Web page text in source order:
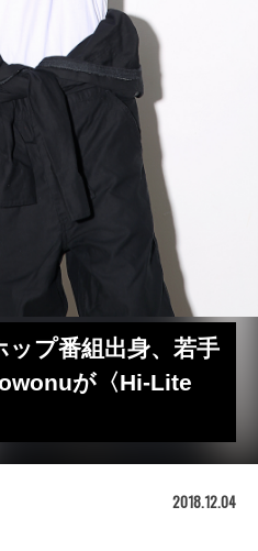
プ番組出身、若手
が〈Hi-Lite
2018.12.04